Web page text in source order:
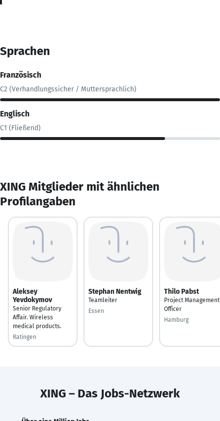
Sprachen
Französisch
C2 (Verhandlungssicher / Muttersprachlich)
Englisch
C1 (Fließend)
XING Mitglieder mit ähnlichen
Profilangaben
Aleksey
Yevdokymov
Senior Regulatory
Affair. Wireless
medical products.
Ratingen
Stephan Nentwig
Teamleiter
Essen
Thilo Pabst
Project Management
Officer
Hamburg
XING – Das Jobs-Netzwerk